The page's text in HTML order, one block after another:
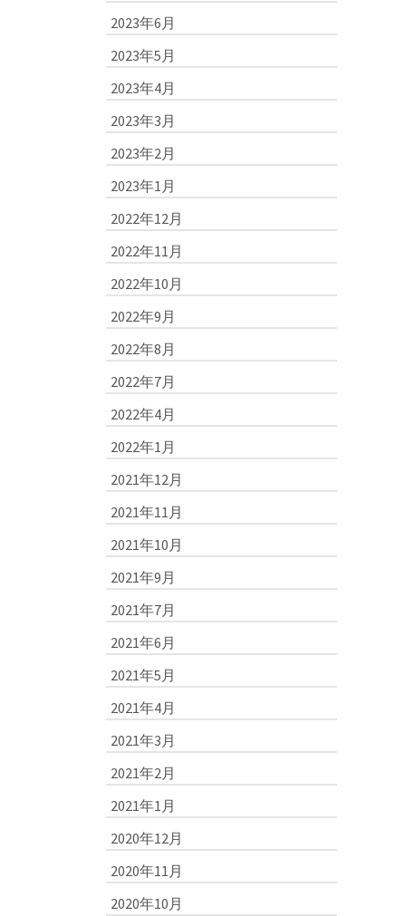
2023年6月
2023年5月
2023年4月
2023年3月
2023年2月
2023年1月
2022年12月
2022年11月
2022年10月
2022年9月
2022年8月
2022年7月
2022年4月
2022年1月
2021年12月
2021年11月
2021年10月
2021年9月
2021年7月
2021年6月
2021年5月
2021年4月
2021年3月
2021年2月
2021年1月
2020年12月
2020年11月
2020年10月